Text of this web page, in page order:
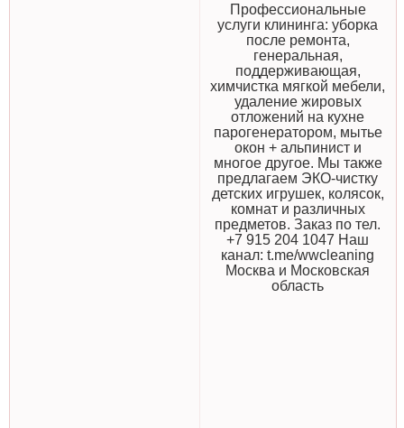
Профессиональные
услуги клининга: уборка
после ремонта,
генеральная,
поддерживающая,
химчистка мягкой мебели,
удаление жировых
отложений на кухне
парогенератором, мытье
окон + альпинист и
многое другое. Мы также
предлагаем ЭКО-чистку
детских игрушек, колясок,
комнат и различных
предметов. Заказ по тел.
+7 915 204 1047 Наш
канал: t.me/wwcleaning
Москва и Московская
область